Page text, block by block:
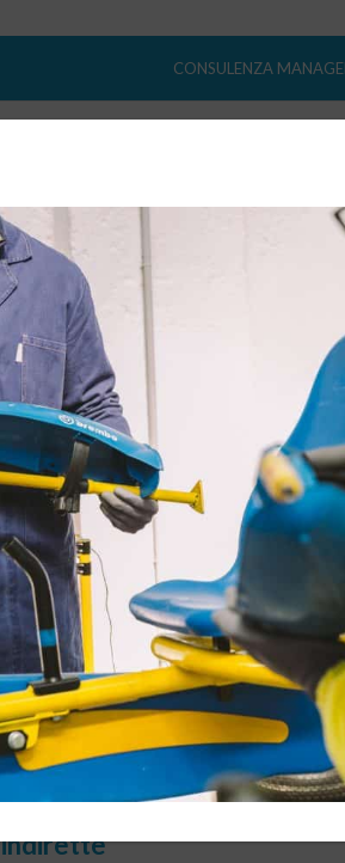
CONSULENZA
23 Giu, 2018
Home / Consulenza manageriale / Digital
Aumentare il livello di servizio Migliorare
clienti Soddisfare i clienti senza
Il vostro bisogno Poche aziende si
permettere di...
Aumentare l’efficacia
valore per il cliente
23 Giu, 2018
Home / Consulenza manageriale / Lean
l’efficacia commerciale e il valore per il
l’efficacia commerciale e il valore per il
gestione delle attività interne non produce
indirette